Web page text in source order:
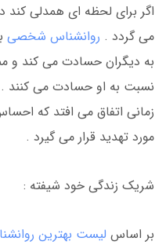
اگر برای لحظه ای همدلی کند
می گردد . روانشناس شخصی
به دیگران حسادت می کند و
نسبت به او حسادت می کنند .
زمانی اتفاق می افتد که
مورد تهدید قرار می گیرد .
شریک زندگی خود شیفته :
بر اساس لیست بهترین